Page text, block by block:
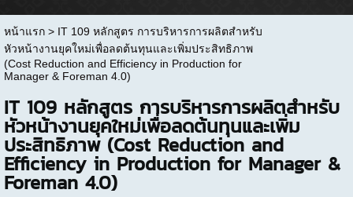
หน้าแรก> IT 109 หลักสูตร การบริหารการผลิตสำหรับ
หัวหน้างานยุคใหม่เพื่อลดต้นทุนและเพิ่มประสิทธิภาพ
(Cost Reduction and Efficiency in Production for
Manager & Foreman 4.0)
IT 109 หลักสูตร การบริหารการผลิตสำหรับ
หัวหน้างานยุคใหม่เพื่อลดต้นทุนและเพิ่ม
ประสิทธิภาพ (Cost Reduction and
Efficiency in Production for Manager &
Foreman 4.0)